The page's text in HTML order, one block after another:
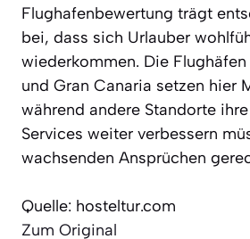
Flughafenbewertung trägt
bei, dass sich Urlauber
wiederkommen. Die Flughäfen
und Gran Canaria setzen hier
während andere Standorte
Services weiter verbessern
wachsenden Ansprüchen
Quelle: hosteltur.com
Zum Original